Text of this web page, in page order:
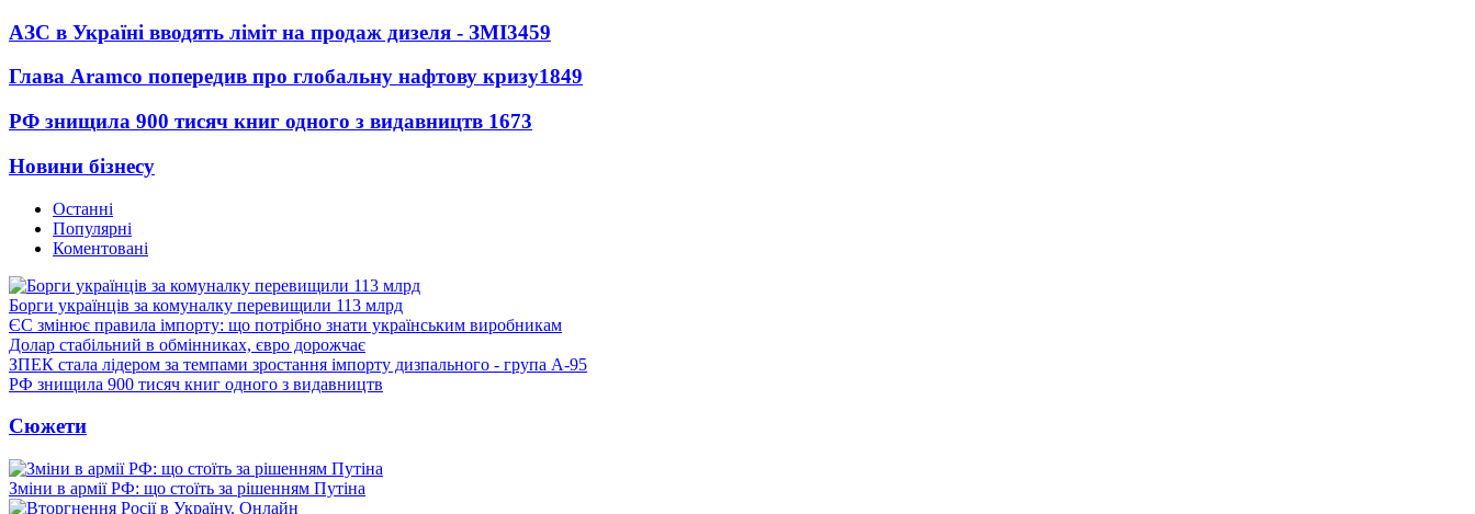
АЗС в Україні вводять ліміт на продаж дизеля - ЗМІ3459
Глава Aramco попередив про глобальну нафтову кризу1849
РФ знищила 900 тисяч книг одного з видавництв 1673
Новини бізнесу
Останні
Популярні
Коментовані
Борги українців за комуналку перевищили 113 млрд
ЄС змінює правила імпорту: що потрібно знати українським виробникам
Долар стабільний в обмінниках, євро дорожчає
ЗПЕК стала лідером за темпами зростання імпорту дизпального - група А-95
РФ знищила 900 тисяч книг одного з видавництв
Сюжети
Зміни в армії РФ: що стоїть за рішенням Путіна